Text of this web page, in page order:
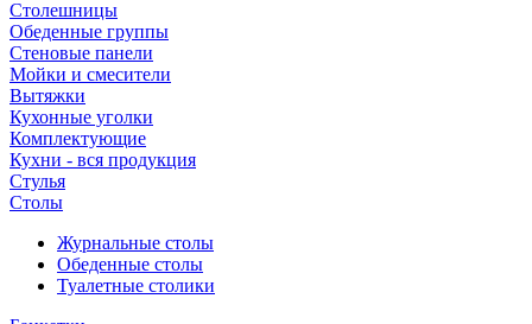
Столешницы
Обеденные группы
Стеновые панели
Мойки и смесители
Вытяжки
Кухонные уголки
Комплектующие
Кухни - вся продукция
Стулья
Столы
Журнальные столы
Обеденные столы
Туалетные столики